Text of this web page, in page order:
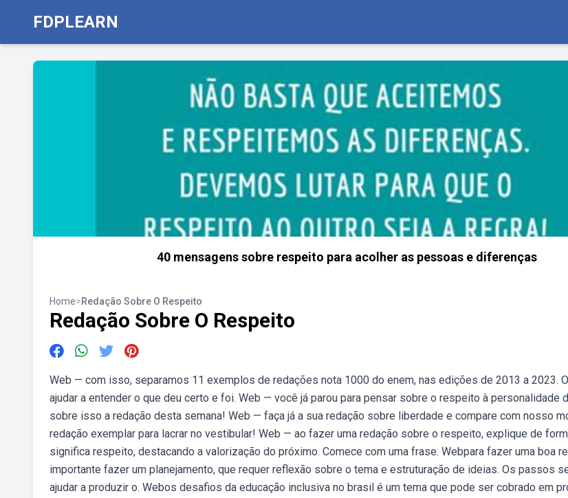
FDPLEARN
40 mensagens sobre respeito para acolher as pessoas e diferenças
Home>Redação Sobre O Respeito
Redação Sobre O Respeito
Web — com isso, separamos 11 exemplos de redações nota 1000 do enem, nas edições de 2013 a 2023.
ajudar a entender o que deu certo e foi. Web — você já parou para pensar sobre o respeito à personalidade
sobre isso a redação desta semana! Web — faça já a sua redação sobre liberdade e compare com nosso
redação exemplar para lacrar no vestibular! Web — ao fazer uma redação sobre o respeito, explique de
significa respeito, destacando a valorização do próximo. Comece com uma frase. Webpara fazer uma boa
importante fazer um planejamento, que requer reflexão sobre o tema e estruturação de ideias. Os passos
ajudar a produzir o. Webos desafios da educação inclusiva no brasil é um tema que pode ser cobrado em